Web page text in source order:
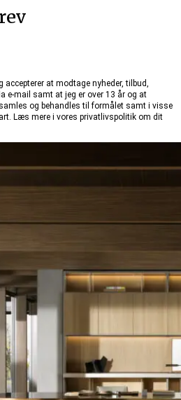
at modtage nyheder, tilbud,
e-mail samt at jeg er over 13 år og at
og behandles til formålet samt i visse
Læs mere i vores privatlivspolitik om dit